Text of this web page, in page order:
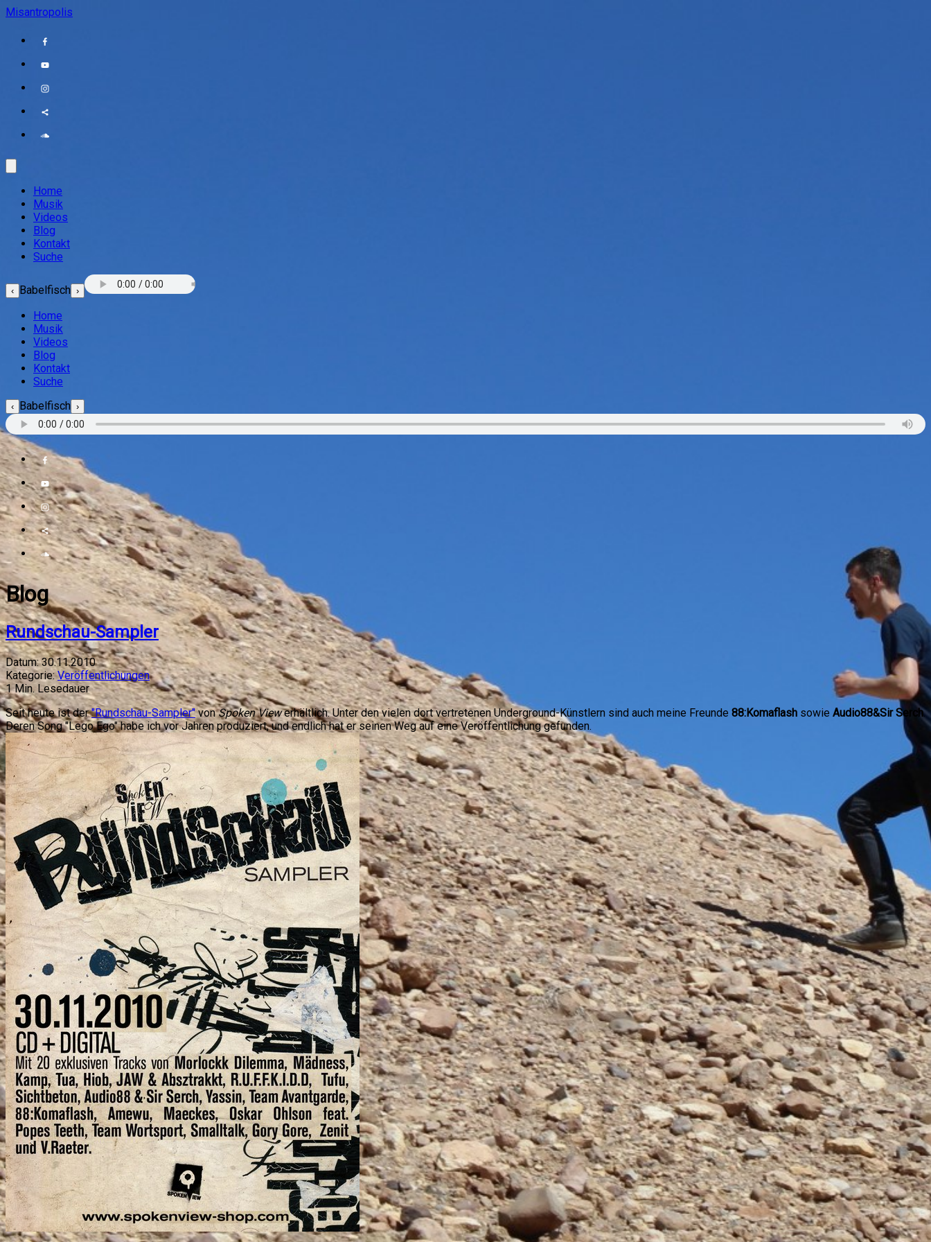
Misantropolis
Home
Musik
Videos
Blog
Kontakt
Suche
‹ Babelfisch ›
Home
Musik
Videos
Blog
Kontakt
Suche
‹ Babelfisch ›
Blog
Rundschau-Sampler
Datum: 30.11.2010
Kategorie: Veröffentlichungen
1Min. Lesedauer
Seit heute ist der"Rundschau-Sampler"vonSpoken Viewerhältlich. Unter den vielen dort vertretenen Underground-Künstlern sind auch meine Freunde 88:Komaflash sowie Audio88&Sir Serch.
Deren Song "Lego Ego" habe ich vor Jahren produziert, und endlich hat er seinen Weg auf eine Veröffentlichung gefunden.